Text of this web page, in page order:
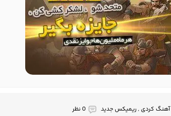
آهنگ کردی , ریمیکس جدید 0 نظر